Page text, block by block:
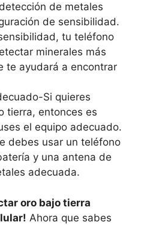
de metales
de sensibilidad.
tu teléfono
minerales más
te ayudará a encontrar
Si quieres
tierra, entonces es
el equipo adecuado.
debes usar un teléfono
y una antena de
adecuada.
oro bajo tierra
Ahora que sabes